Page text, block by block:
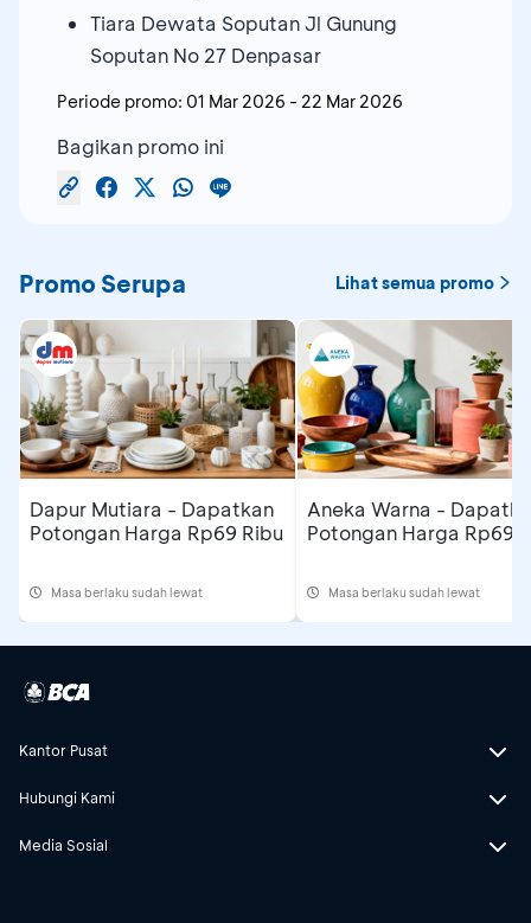
Tiara Dewata Soputan Jl Gunung
Soputan No 27 Denpasar
Periode promo: 01 Mar 2026 - 22 Mar 2026
Bagikan promo ini
Promo Serupa Lihat semua promo
Dapur Mutiara - Dapatkan
Potongan Harga Rp69 Ribu
Masa berlaku sudah lewat
Aneka Warna -
Potongan Harga Rp69
Masa berlaku sudah lewat
Kantor Pusat
Hubungi Kami
Media Sosial